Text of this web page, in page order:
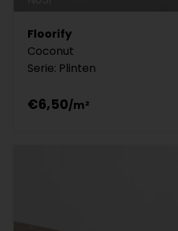
Floorify
Coconut
Serie: Plinten
€6,50